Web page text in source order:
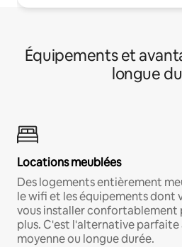
Équipements et
longue
Locations meublées
Des logements entièrement
le wifi et les équipements dont
vous installer confortablement
plus. C'est l'alternative
moyenne ou longue durée.